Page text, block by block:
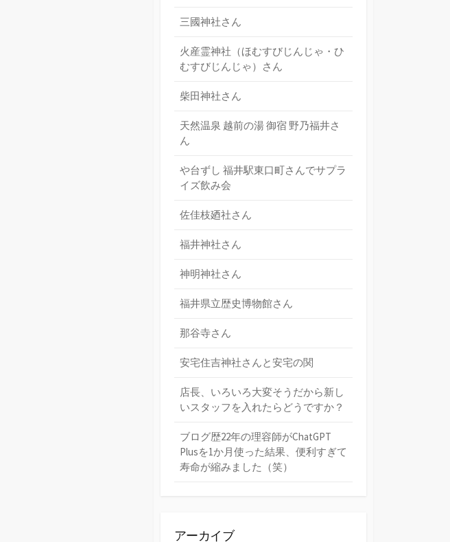
三國神社さん
火産霊神社（ほむすびじんじゃ・ひ
むすびじんじゃ）さん
柴田神社さん
天然温泉 越前の湯 御宿 野乃福井さ
ん
や台ずし 福井駅東口町さんでサプラ
イズ飲み会
佐佳枝廼社さん
福井神社さん
神明神社さん
福井県立歴史博物館さん
那谷寺さん
安宅住吉神社さんと安宅の関
店長、いろいろ大変そうだから新し
いスタッフを入れたらどうですか？
ブログ歴22年の理容師がChatGPT
Plusを1か月使った結果、便利すぎて
寿命が縮みました（笑）
アーカイブ